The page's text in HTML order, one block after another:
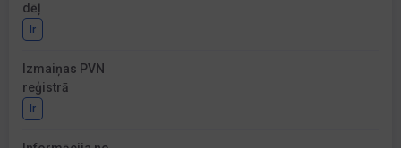
dēļ
Ir
Izmaiņas PVN
reģistrā
Ir